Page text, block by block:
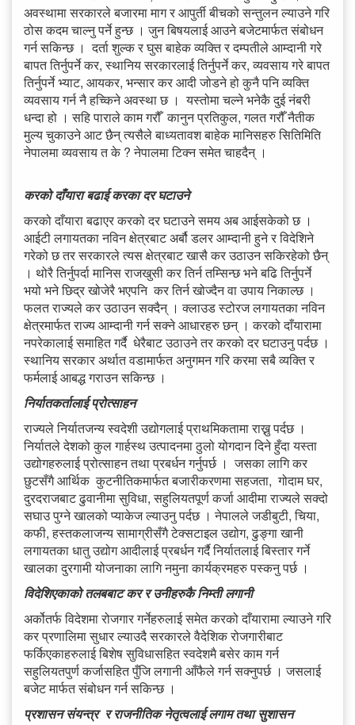
अवस्थामा सरकारले बजारमा माग र आपुर्ती बीचको सन्तुलन ल्याउने गरि
ठोस कदम चाल्नु पर्ने हुन्छ । जुन बिषयलाई आउने बजेटमार्फत संबोधन
गर्न सकिन्छ । दर्ता शुल्क र घुस बाहेक व्यक्ति र दम्पतीले आम्दानी गरे
बापत तिर्नुपर्ने कर, स्थानिय सरकारलाई तिर्नुपर्ने कर, व्यवसाय गरे बापत
तिर्नुपर्ने भ्याट, आयकर, भन्सार कर आदी जोडने हो कुनै पनि व्यक्ति
व्यवसाय गर्न नै हच्किने अवस्था छ । यस्तोमा चल्ने भनेकै दुई नंबरी
धन्दा हो । सहि पाराले काम गरौँ कानुन प्रतिकुल, गलत गरौँ नैतीक
मुल्य चुकाउने आट छैन् त्यसैले बाध्यतावश बाहेक मानिसहरु सितिमिति
नेपालमा व्यवसाय त के ? नेपालमा टिक्न समेत चाहदैन् ।
करको दाँयारा बढाई करका दर घटाउने
करको दाँयारा बढाएर करको दर घटाउने समय अब आईसकेको छ ।
आईटी लगायतका नविन क्षेत्रबाट अर्बौ डलर आम्दानी हुने र विदेशिने
गरेको छ तर सरकारले त्यस क्षेत्रबाट खासै कर उठाउन सकिरहेको छैन्
। थोरै तिर्नुपर्दा मानिस राजखुसी कर तिर्न तम्सिन्छ भने बढि तिर्नुपर्ने
भयो भने छिद्र खोजेरै भएपनि कर तिर्न खोज्दैन वा उपाय निकाल्छ ।
फलत राज्यले कर उठाउन सक्दैन् । क्लाउड स्टोरज लगायतका नविन
क्षेत्रमार्फत राज्य आम्दानी गर्न सक्ने आधारहरु छन् । करको दाँयारामा
नपरेकालाई समाहित गर्दै धेरैबाट उठाउने तर करको दर घटाउनु पर्दछ ।
स्थानिय सरकार अर्थात वडामार्फत अनुगमन गरि करमा सबै व्यक्ति र
फर्मलाई आबद्ध गराउन सकिन्छ ।
निर्यातकर्तालाई प्रोत्साहन
राज्यले निर्यातजन्य स्वदेशी उद्योगलाई प्राथमिकतामा राख्नु पर्दछ ।
निर्यातले देशको कुल गार्हस्थ उत्पादनमा ठुलो योगदान दिने हुँदा यस्ता
उद्योगहरुलाई प्रोत्साहन तथा प्रबर्धन गर्नुपर्छ । जसका लागि कर
छुटसँगै आर्थिक कुटनीतिकमार्फत बजारीकरणमा सहजता, गोदाम घर,
दुरदराजबाट ढुवानीमा सुविधा, सहुलियतपूर्ण कर्जा आदीमा राज्यले सक्दो
सघाउ पुग्ने खालको प्याकेज ल्याउनु पर्दछ । नेपालले जडीबुटी, चिया,
कफी, हस्तकलाजन्य सामाग्रीसँगै टेक्सटाइल उद्योग, ढुङ्गा खानी
लगायतका धातु उद्योग आदीलाई प्रबर्धन गर्दै निर्यातलाई बिस्तार गर्ने
खालका दुरगामी योजनाका लागि नमुना कार्यक्रमहरु पस्कनु पर्छ ।
विदेशिएकाको तलबबाट कर र उनीहरुकै निम्ती लगानी
अर्कोतर्फ विदेशमा रोजगार गर्नेहरुलाई समेत करको दाँयारामा ल्याउने गरि
कर प्रणालिमा सुधार ल्याउदै सरकारले वैदेशिक रोजगारीबाट
फर्किएकाहरुलाई बिशेष सुविधासहित स्वदेशमै बसेर काम गर्न
सहुलियतपुर्ण कर्जासहित पुँजि लगानी आँफैले गर्न सक्नुपर्छ । जसलाई
बजेट मार्फत संबोधन गर्न सकिन्छ ।
प्रशासन संयन्त्र र राजनीतिक नेतृत्वलाई लगाम तथा सुशासन